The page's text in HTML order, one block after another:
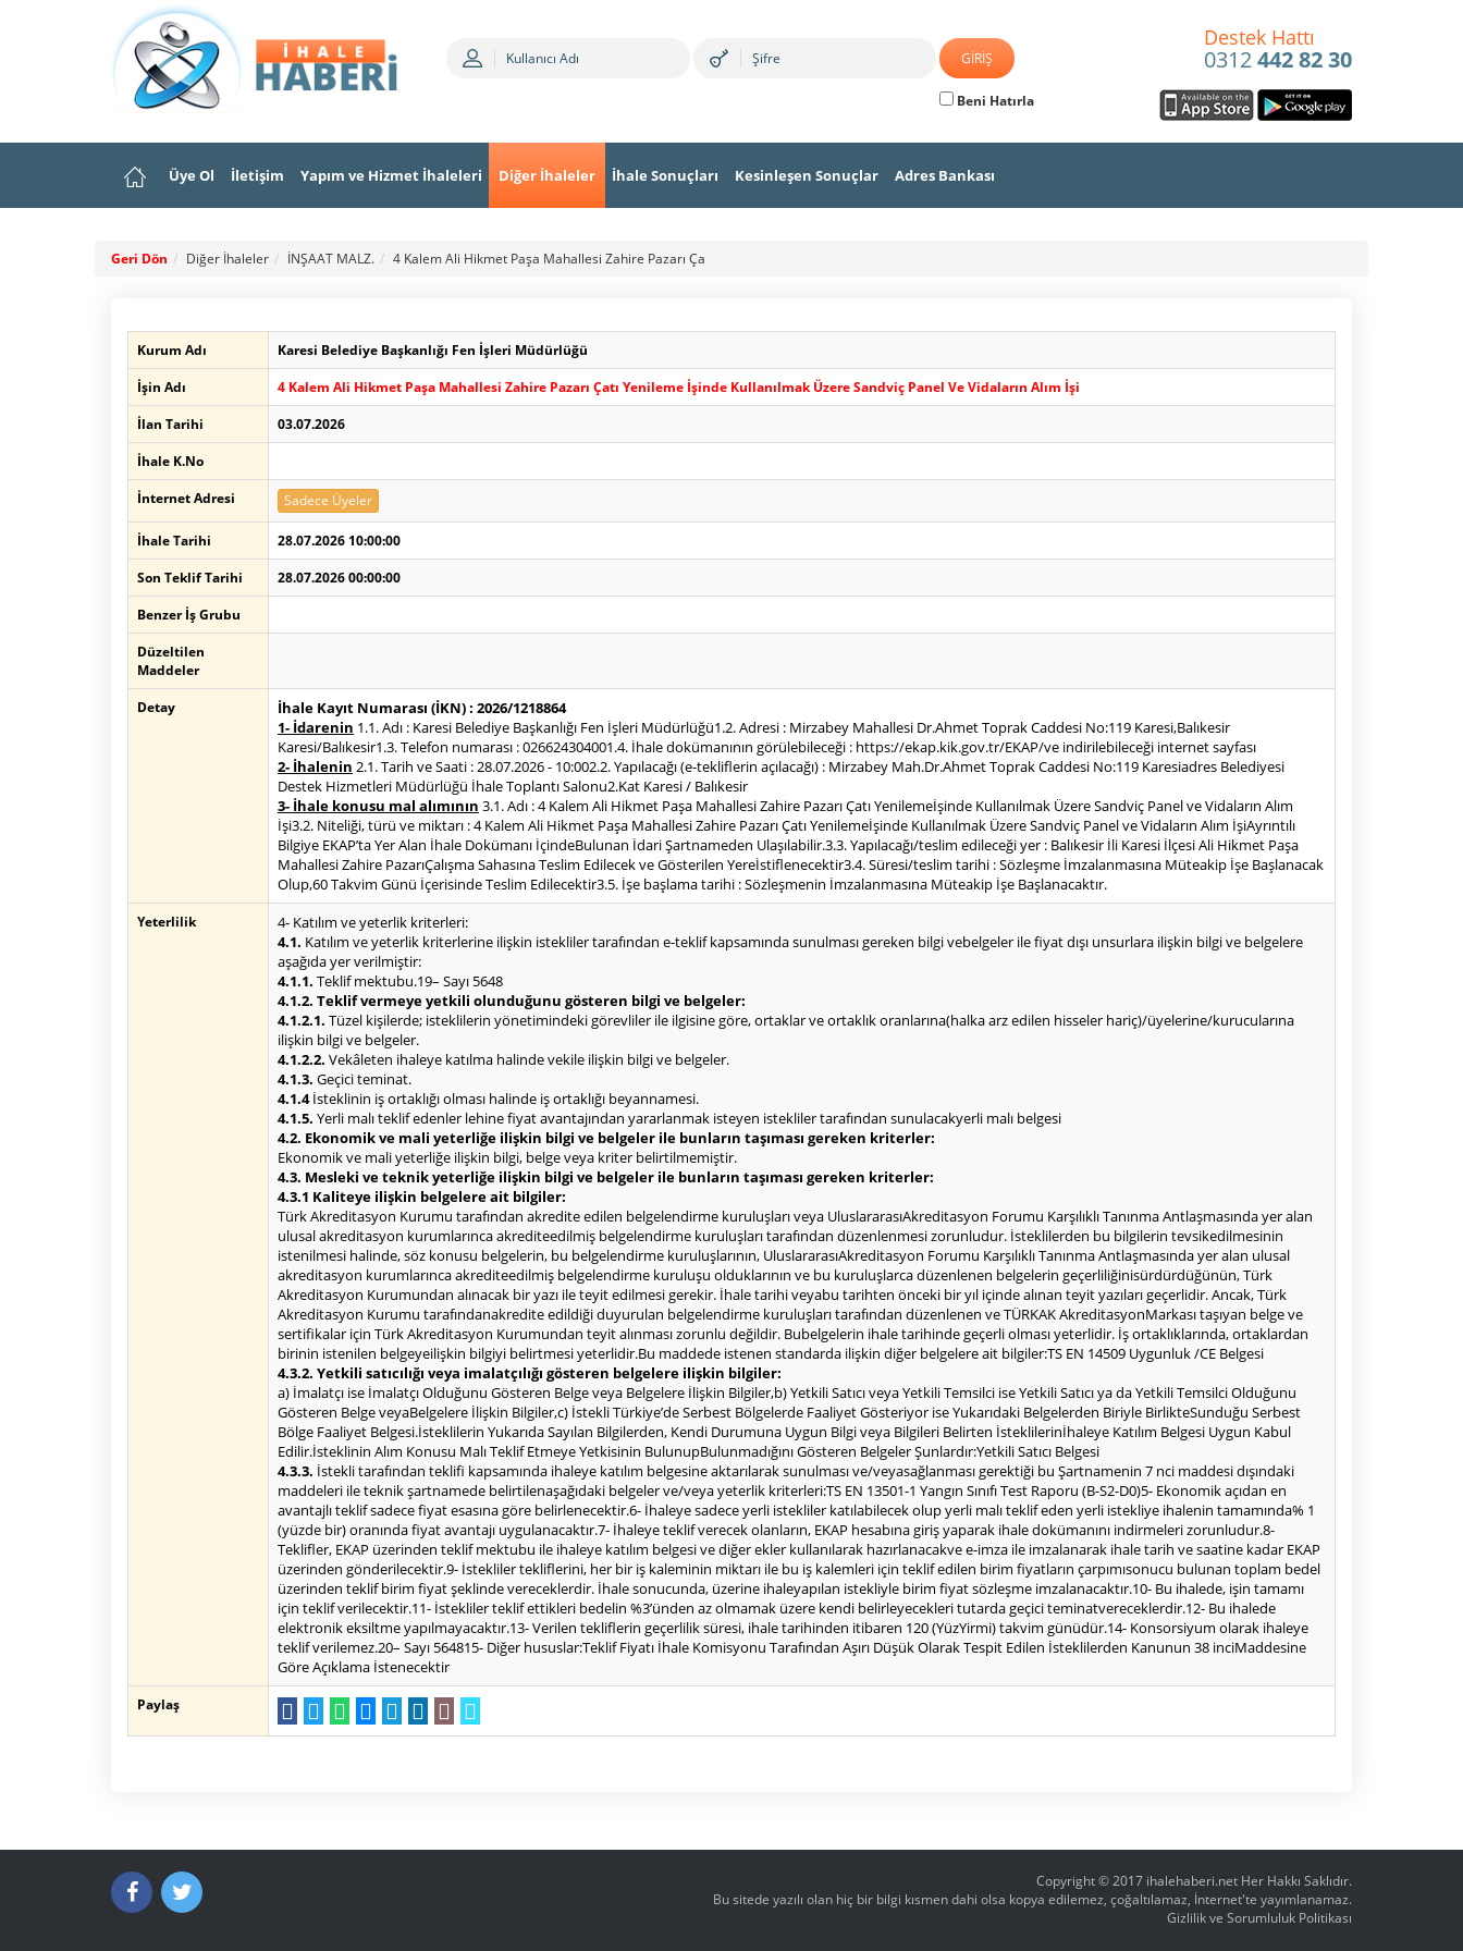
Beni Hatırla
Destek Hattı
0312442 82 30
Üye Ol İletişim Yapım ve Hizmet İhaleleri Diğer İhaleler İhale Sonuçları Kesinleşen Sonuçlar Adres Bankası
Geri Dön Diğer İhaleler İNŞAAT MALZ. 4 Kalem Ali Hikmet Paşa Mahallesi Zahire Pazarı Ça
Kurum Adı
Karesi Belediye Başkanlığı Fen İşleri Müdürlüğü
İşin Adı
4 Kalem Ali Hikmet Paşa Mahallesi Zahire Pazarı Çatı Yenileme İşinde Kullanılmak Üzere Sandviç Panel Ve Vidaların Alım İşi
İlan Tarihi
03.07.2026
İhale K.No
İnternet Adresi
Sadece Üyeler
İhale Tarihi
28.07.2026 10:00:00
Son Teklif Tarihi
28.07.2026 00:00:00
Benzer İş Grubu
Düzeltilen
Maddeler
Detay
İhale Kayıt Numarası (İKN) : 2026/1218864
1- İdarenin 1.1. Adı : Karesi Belediye Başkanlığı Fen İşleri Müdürlüğü1.2. Adresi : Mirzabey Mahallesi Dr.Ahmet Toprak Caddesi No:119 Karesi,Balıkesir
Karesi/Balıkesir1.3. Telefon numarası : 026624304001.4. İhale dokümanının görülebileceği : https://ekap.kik.gov.tr/EKAP/ve indirilebileceği internet sayfası
2- İhalenin 2.1. Tarih ve Saati : 28.07.2026 - 10:002.2. Yapılacağı (e-tekliflerin açılacağı) : Mirzabey Mah.Dr.Ahmet Toprak Caddesi No:119 Karesiadres Belediyesi
Destek Hizmetleri Müdürlüğü İhale Toplantı Salonu2.Kat Karesi / Balıkesir
3- İhale konusu mal alımının 3.1. Adı : 4 Kalem Ali Hikmet Paşa Mahallesi Zahire Pazarı Çatı Yenilemeİşinde Kullanılmak Üzere Sandviç Panel ve Vidaların Alım
İşi3.2. Niteliği, türü ve miktarı : 4 Kalem Ali Hikmet Paşa Mahallesi Zahire Pazarı Çatı Yenilemeİşinde Kullanılmak Üzere Sandviç Panel ve Vidaların Alım İşiAyrıntılı
Bilgiye EKAP’ta Yer Alan İhale Dokümanı İçindeBulunan İdari Şartnameden Ulaşılabilir.3.3. Yapılacağı/teslim edileceği yer : Balıkesir İli Karesi İlçesi Ali Hikmet Paşa
Mahallesi Zahire PazarıÇalışma Sahasına Teslim Edilecek ve Gösterilen Yereİstiflenecektir3.4. Süresi/teslim tarihi : Sözleşme İmzalanmasına Müteakip İşe Başlanacak
Olup,60 Takvim Günü İçerisinde Teslim Edilecektir3.5. İşe başlama tarihi : Sözleşmenin İmzalanmasına Müteakip İşe Başlanacaktır.
Yeterlilik
4- Katılım ve yeterlik kriterleri:
4.1. Katılım ve yeterlik kriterlerine ilişkin istekliler tarafından e-teklif kapsamında sunulması gereken bilgi vebelgeler ile fiyat dışı unsurlara ilişkin bilgi ve belgelere
aşağıda yer verilmiştir:
4.1.1. Teklif mektubu.19– Sayı 5648
4.1.2. Teklif vermeye yetkili olunduğunu gösteren bilgi ve belgeler:
4.1.2.1. Tüzel kişilerde; isteklilerin yönetimindeki görevliler ile ilgisine göre, ortaklar ve ortaklık oranlarına(halka arz edilen hisseler hariç)/üyelerine/kurucularına
ilişkin bilgi ve belgeler.
4.1.2.2. Vekâleten ihaleye katılma halinde vekile ilişkin bilgi ve belgeler.
4.1.3. Geçici teminat.
4.1.4İsteklinin iş ortaklığı olması halinde iş ortaklığı beyannamesi.
4.1.5. Yerli malı teklif edenler lehine fiyat avantajından yararlanmak isteyen istekliler tarafından sunulacakyerli malı belgesi
4.2. Ekonomik ve mali yeterliğe ilişkin bilgi ve belgeler ile bunların taşıması gereken kriterler:
Ekonomik ve mali yeterliğe ilişkin bilgi, belge veya kriter belirtilmemiştir.
4.3. Mesleki ve teknik yeterliğe ilişkin bilgi ve belgeler ile bunların taşıması gereken kriterler:
4.3.1 Kaliteye ilişkin belgelere ait bilgiler:
Türk Akreditasyon Kurumu tarafından akredite edilen belgelendirme kuruluşları veya UluslararasıAkreditasyon Forumu Karşılıklı Tanınma Antlaşmasında yer alan
ulusal akreditasyon kurumlarınca akrediteedilmiş belgelendirme kuruluşları tarafından düzenlenmesi zorunludur. İsteklilerden bu bilgilerin tevsikedilmesinin
istenilmesi halinde, söz konusu belgelerin, bu belgelendirme kuruluşlarının, UluslararasıAkreditasyon Forumu Karşılıklı Tanınma Antlaşmasında yer alan ulusal
akreditasyon kurumlarınca akrediteedilmiş belgelendirme kuruluşu olduklarının ve bu kuruluşlarca düzenlenen belgelerin geçerliliğinisürdürdüğünün, Türk
Akreditasyon Kurumundan alınacak bir yazı ile teyit edilmesi gerekir. İhale tarihi veyabu tarihten önceki bir yıl içinde alınan teyit yazıları geçerlidir. Ancak, Türk
Akreditasyon Kurumu tarafındanakredite edildiği duyurulan belgelendirme kuruluşları tarafından düzenlenen ve TÜRKAK AkreditasyonMarkası taşıyan belge ve
sertifikalar için Türk Akreditasyon Kurumundan teyit alınması zorunlu değildir. Bubelgelerin ihale tarihinde geçerli olması yeterlidir. İş ortaklıklarında, ortaklardan
birinin istenilen belgeyeilişkin bilgiyi belirtmesi yeterlidir.Bu maddede istenen standarda ilişkin diğer belgelere ait bilgiler:TS EN 14509 Uygunluk /CE Belgesi
4.3.2. Yetkili satıcılığı veya imalatçılığı gösteren belgelere ilişkin bilgiler:
a) İmalatçı ise İmalatçı Olduğunu Gösteren Belge veya Belgelere İlişkin Bilgiler,b) Yetkili Satıcı veya Yetkili Temsilci ise Yetkili Satıcı ya da Yetkili Temsilci Olduğunu
Gösteren Belge veyaBelgelere İlişkin Bilgiler,c) İstekli Türkiye’de Serbest Bölgelerde Faaliyet Gösteriyor ise Yukarıdaki Belgelerden Biriyle BirlikteSunduğu Serbest
Bölge Faaliyet Belgesi.İsteklilerin Yukarıda Sayılan Bilgilerden, Kendi Durumuna Uygun Bilgi veya Bilgileri Belirten İsteklilerinİhaleye Katılım Belgesi Uygun Kabul
Edilir.İsteklinin Alım Konusu Malı Teklif Etmeye Yetkisinin BulunupBulunmadığını Gösteren Belgeler Şunlardır:Yetkili Satıcı Belgesi
4.3.3. İstekli tarafından teklifi kapsamında ihaleye katılım belgesine aktarılarak sunulması ve/veyasağlanması gerektiği bu Şartnamenin 7 nci maddesi dışındaki
maddeleri ile teknik şartnamede belirtilenaşağıdaki belgeler ve/veya yeterlik kriterleri:TS EN 13501-1 Yangın Sınıfı Test Raporu (B-S2-D0)5- Ekonomik açıdan en
avantajlı teklif sadece fiyat esasına göre belirlenecektir.6- İhaleye sadece yerli istekliler katılabilecek olup yerli malı teklif eden yerli istekliye ihalenin tamamında% 1
(yüzde bir) oranında fiyat avantajı uygulanacaktır.7- İhaleye teklif verecek olanların, EKAP hesabına giriş yaparak ihale dokümanını indirmeleri zorunludur.8-
Teklifler, EKAP üzerinden teklif mektubu ile ihaleye katılım belgesi ve diğer ekler kullanılarak hazırlanacakve e-imza ile imzalanarak ihale tarih ve saatine kadar EKAP
üzerinden gönderilecektir.9- İstekliler tekliflerini, her bir iş kaleminin miktarı ile bu iş kalemleri için teklif edilen birim fiyatların çarpımısonucu bulunan toplam bedel
üzerinden teklif birim fiyat şeklinde vereceklerdir. İhale sonucunda, üzerine ihaleyapılan istekliyle birim fiyat sözleşme imzalanacaktır.10- Bu ihalede, işin tamamı
için teklif verilecektir.11- İstekliler teklif ettikleri bedelin %3’ünden az olmamak üzere kendi belirleyecekleri tutarda geçici teminatvereceklerdir.12- Bu ihalede
elektronik eksiltme yapılmayacaktır.13- Verilen tekliflerin geçerlilik süresi, ihale tarihinden itibaren 120 (YüzYirmi) takvim günüdür.14- Konsorsiyum olarak ihaleye
teklif verilemez.20– Sayı 564815- Diğer hususlar:Teklif Fiyatı İhale Komisyonu Tarafından Aşırı Düşük Olarak Tespit Edilen İsteklilerden Kanunun 38 inciMaddesine
Göre Açıklama İstenecektir
Paylaş
Copyright © 2017 ihalehaberi.net Her Hakkı Saklıdır.
Bu sitede yazılı olan hiç bir bilgi kısmen dahi olsa kopya edilemez, çoğaltılamaz, İnternet'te yayımlanamaz.
Gizlilik ve Sorumluluk Politikası